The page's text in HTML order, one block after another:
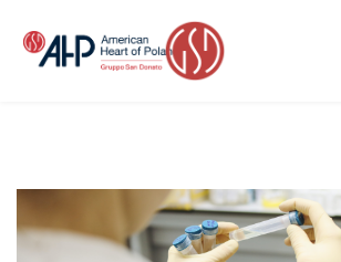
treści
Strefa